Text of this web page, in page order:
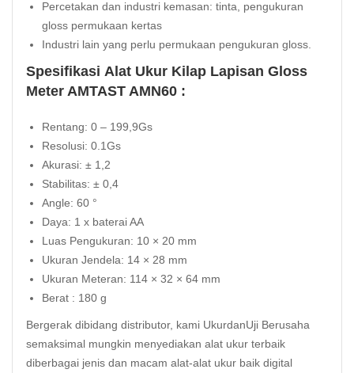
Percetakan dan industri kemasan: tinta, pengukuran
gloss permukaan kertas
Industri lain yang perlu permukaan pengukuran gloss.
Spesifikasi Alat Ukur Kilap Lapisan Gloss
Meter AMTAST AMN60 :
Rentang: 0 – 199,9Gs
Resolusi: 0.1Gs
Akurasi: ± 1,2
Stabilitas: ± 0,4
Angle: 60 °
Daya: 1 x baterai AA
Luas Pengukuran: 10 × 20 mm
Ukuran Jendela: 14 × 28 mm
Ukuran Meteran: 114 × 32 × 64 mm
Berat : 180 g
Bergerak dibidang distributor, kami UkurdanUji Berusaha
semaksimal mungkin menyediakan alat ukur terbaik
diberbagai jenis dan macam alat-alat ukur baik digital